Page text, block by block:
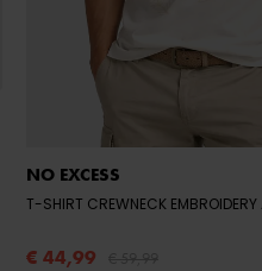
NO EXCESS
T-SHIRT CREWNECK EMBROIDERY
€ 44,99